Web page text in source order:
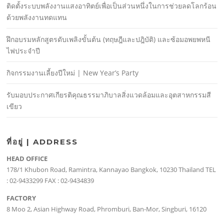
ติดตั้งระบบพลังงานแสงอาทิตย์เพื่อเป็นส่วนหนึ่งในการช่วยลดโลกร้อน
ด้วยพลังงานทดแทน
ฝึกอบรมหลักสูตรดับเพลิงขั้นต้น (ทฤษฎีและปฎิบัติ) และซ้อมอพยพหนี
ไฟประจําปี
กิจกรรมงานเลี้ยงปีใหม่ | New Year’s Party
รับมอบประกาศเกียรติคุณธรรมาภิบาลสิ่งแวดล้อมและอุตสาหกรรมสี
เขียว
ที่อยู่ | ADDRESS
HEAD OFFICE
178/1 Khubon Road, Ramintra, Kannayao Bangkok, 10230 Thailand TEL
: 02-9433299 FAX : 02-9434839
FACTORY
8 Moo 2, Asian Highway Road, Phromburi, Ban-Mor, Singburi, 16120